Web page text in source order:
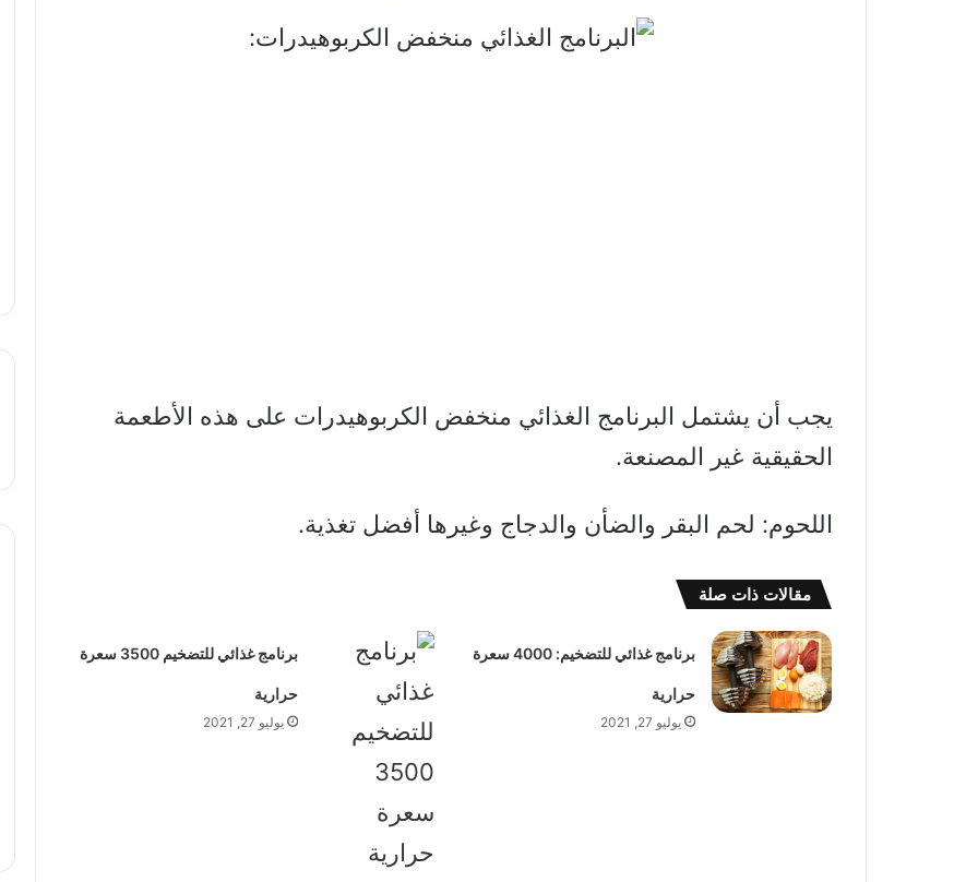
يجب أن يشتمل البرنامج الغذائي منخفض الكربوهيدرات على هذه الأطعمة
الحقيقية غير المصنعة.
اللحوم: لحم البقر والضأن والدجاج وغيرها أفضل تغذية.
مقالات ذات صلة
برنامج غذائي للتضخيم: 4000 سعرة
حرارية
يوليو 27, 2021
برنامج غذائي للتضخيم 3500 سعرة
حرارية
يوليو 27, 2021